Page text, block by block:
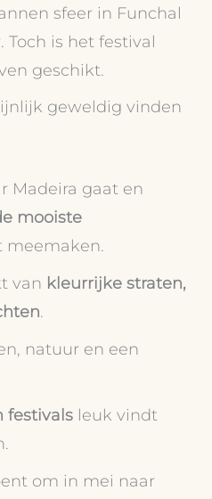
sfeer in Funchal
is het festival
geschikt.
geweldig vinden
Madeira gaat en
mooiste
meemaken.
van kleurrijke straten,
.
natuur en een
festivals leuk vindt
om in mei naar